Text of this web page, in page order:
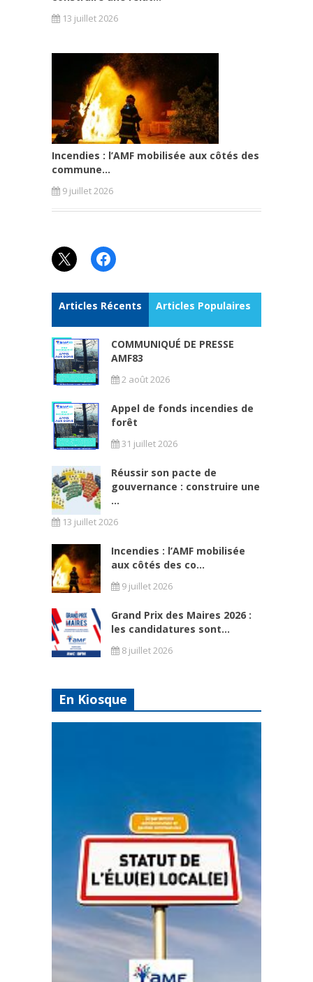
13 juillet 2026
Incendies : l’AMF mobilisée aux côtés des
commune...
9 juillet 2026
X Facebook
Articles Récents Articles Populaires
COMMUNIQUÉ DE PRESSE
AMF83
2 août 2026
Appel de fonds incendies de
forêt
31 juillet 2026
Réussir son pacte de
gouvernance : construire une
...
13 juillet 2026
Incendies : l’AMF mobilisée
aux côtés des co...
9 juillet 2026
Grand Prix des Maires 2026 :
les candidatures sont...
8 juillet 2026
En Kiosque